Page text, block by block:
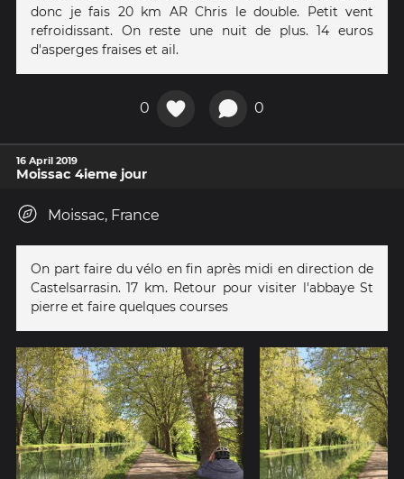
donc je fais 20 km AR Chris le double. Petit vent
refroidissant. On reste une nuit de plus. 14 euros
d'asperges fraises et ail.
0 0
16 April 2019
Moissac 4ieme jour
Moissac, France
On part faire du vélo en fin après midi en direction de
Castelsarrasin. 17 km. Retour pour visiter l'abbaye St
pierre et faire quelques courses